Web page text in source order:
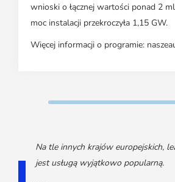
wnioski o łącznej wartości ponad 2
moc instalacji przekroczyła 1,15 GW.
Więcej informacji o programie:
Na tle innych krajów europejskich,
jest usługą wyjątkowo popularną.